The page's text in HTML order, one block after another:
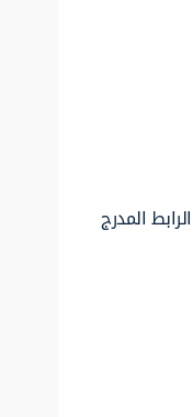
المدرج